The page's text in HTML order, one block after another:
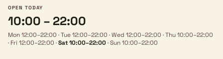
OPEN TODAY
10:00 – 22:00
Mon 12:00–22:00 ·Tue 12:00–22:00 ·Wed 12:00–22:00 ·Thu 10:00–22:00
· Fri 12:00–22:00 ·Sat 10:00–22:00·Sun 10:00–22:00